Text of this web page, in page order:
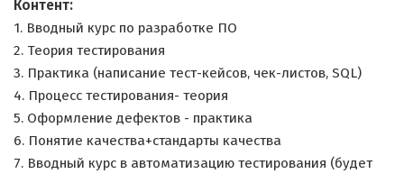
Контент:
1. Вводный курс по разработке ПО
2. Теория тестирования
3. Практика (написание тест-кейсов, чек-листов, SQL)
4. Процесс тестирования- теория
5. Оформление дефектов - практика
6. Понятие качества+стандарты качества
7. Вводный курс в автоматизацию тестирования (будет